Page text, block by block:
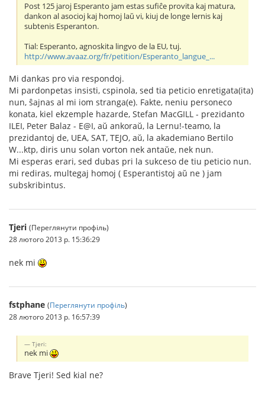
Post 125 jaroj Esperanto jam estas sufiĉe provita kaj matura,
dankon al asocioj kaj homoj laŭ vi, kiuj de longe lernis kaj
subtenis Esperanton.
Tial: Esperanto, agnoskita lingvo de la EU, tuj.
http://www.avaaz.org/fr/petition/Esperanto_langue_...
Mi dankas pro via respondoj.
Mi pardonpetas insisti, cspinola, sed tia peticio enretigata(ita)
nun, ŝajnas al mi iom stranga(e). Fakte, neniu personeco
konata, kiel ekzemple hazarde, Stefan MacGILL - prezidanto
ILEI, Peter Balaz - E@I, aŭ ankoraŭ, la Lernu!-teamo, la
prezidantoj de, UEA, SAT, TEJO, aŭ, la akademiano Bertilo
W...ktp, diris unu solan vorton nek antaŭe, nek nun.
Mi esperas erari, sed dubas pri la sukceso de tiu peticio nun.
mi rediras, multegaj homoj ( Esperantistoj aŭ ne ) jam
subskribintus.
Tjeri (Переглянути профіль)
28 лютого 2013 р. 15:36:29
nek mi
fstphane (Переглянути профіль)
28 лютого 2013 р. 16:57:39
Tjeri:
nek mi
Brave Tjeri! Sed kial ne?